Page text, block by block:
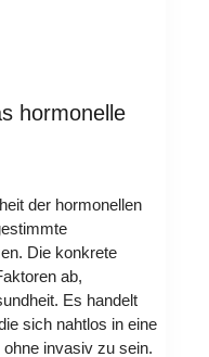
hormonelle
der hormonellen
Die konkrete
ab,
Es handelt
sich nahtlos in eine
invasiv zu sein.